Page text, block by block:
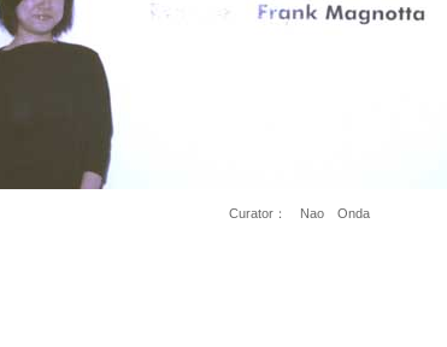
Curator： Nao Onda